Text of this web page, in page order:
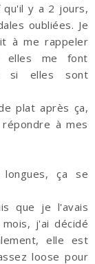
qu'il y a 2 jours,
oubliées. Je
à me rappeler
elles me font
si elles sont
plat après ça,
à mes
ça se
que je l'avais
j'ai décidé
elle est
loose pour